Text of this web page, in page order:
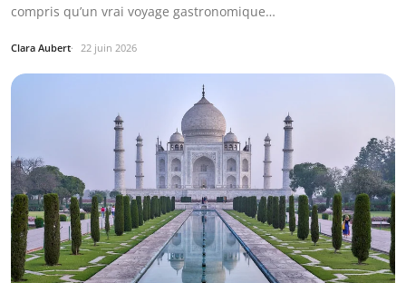
compris qu’un vrai voyage gastronomique…
Clara Aubert 22 juin 2026